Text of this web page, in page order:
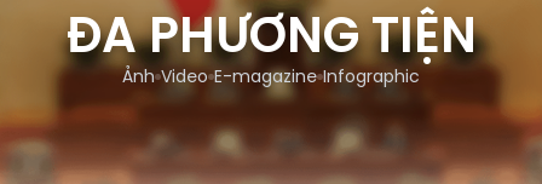
Phỏng vấn - Nhận định
Ý kiến cử tri
Người đại biểu nhân dân
Tin nổi bật
ĐA PHƯƠNG TIỆN
Ảnh
Video
DÀNH CHO BÁO CHÍ
MẠNG XÃ HỘI
SỐ LIỆU BẦU CỬ
ĐA PHƯƠNG TIỆN
Ảnh Video E-magazine Infographic